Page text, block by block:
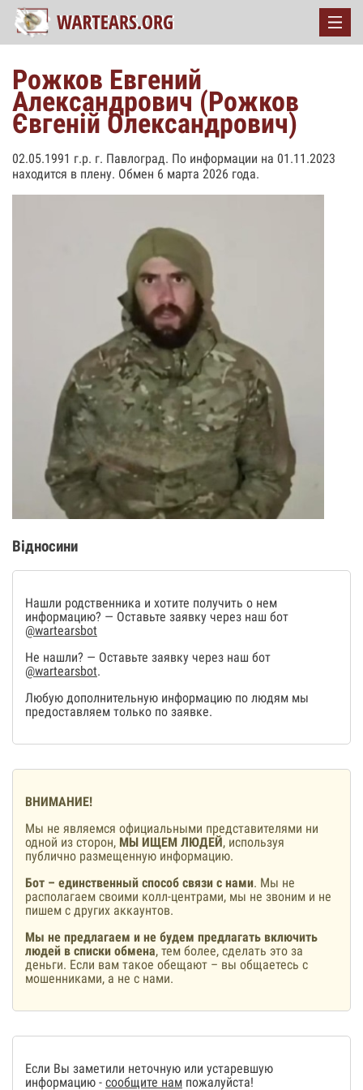
Рожков Евгений
Александрович (Рожков
Євгеній Олександрович)
02.05.1991 г.р. г. Павлоград. По информации на 01.11.2023
находится в плену. Обмен 6 марта 2026 года.
Відносини
Нашли родственника и хотите получить о нем
информацию? — Оставьте заявку через наш бот
@wartearsbot
Не нашли? — Оставьте заявку через наш бот
@wartearsbot.
Любую дополнительную информацию по людям мы
предоставляем только по заявке.
ВНИМАНИЕ!
Мы не являемся официальными представителями ни
одной из сторон, МЫ ИЩЕМ ЛЮДЕЙ, используя
публично размещенную информацию.
Бот – единственный способ связи с нами. Мы не
располагаем своими колл-центрами, мы не звоним и не
пишем с других аккаунтов.
Мы не предлагаем и не будем предлагать включить
людей в списки обмена, тем более, сделать это за
деньги. Если вам такое обещают – вы общаетесь с
мошенниками, а не с нами.
Если Вы заметили неточную или устаревшую
информацию - сообщите нам пожалуйста!